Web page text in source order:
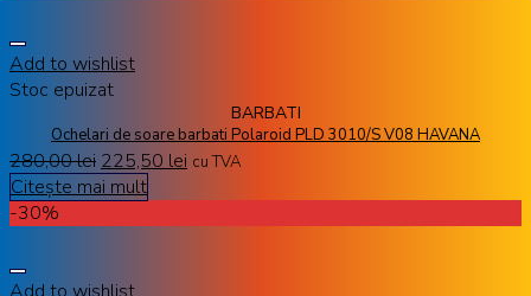
Add to wishlist
Stoc epuizat
BARBATI
Ochelari de soare barbati Polaroid PLD 3010/S V08 HAVANA
280,00lei 225,50 lei cu TVA
Citește mai mult
-30%